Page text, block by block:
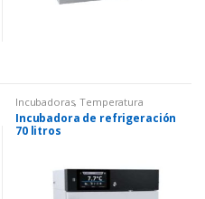
Incubadoras,Temperatura
Incubadora de refrigeración
70 litros